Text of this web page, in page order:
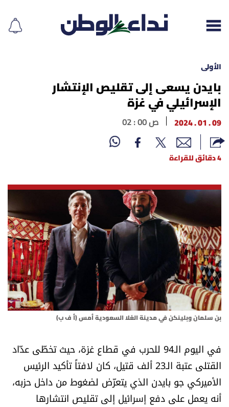
إقرأ الجريدة
لبنان
الغلاف
نداء اليوم
أسرار
متفرقات
نداء القرّاء
خاص الموقع
كتّابنا
تحت المجهر
الأولى
بايدن يسعى إلى تقليص الإنتشار
الإسرائيلي في غزة
09 . 01 . 2024 02 : 00 ص
4 دقائق للقراءة
بن سلمان وبلينكن في مدينة العُلا السعودية أمس (أ ف ب)
في اليوم الـ94 للحرب في قطاع غزة، حيث تخطّى عدّاد
القتلى عتبة الـ23 ألف قتيل، كان لافتاً تأكيد الرئيس
الأميركي جو بايدن الذي يتعرّض لضغوط من داخل حزبه،
أنه يعمل على دفع إسرائيل إلى تقليص انتشارها